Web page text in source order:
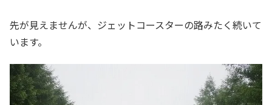
先が見えませんが、ジェットコースターの路みたく続いて
います。